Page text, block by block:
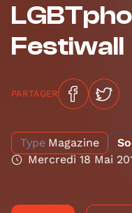
Festiwall
PARTAGER
Type Magazine
Mercredi 18 Mai